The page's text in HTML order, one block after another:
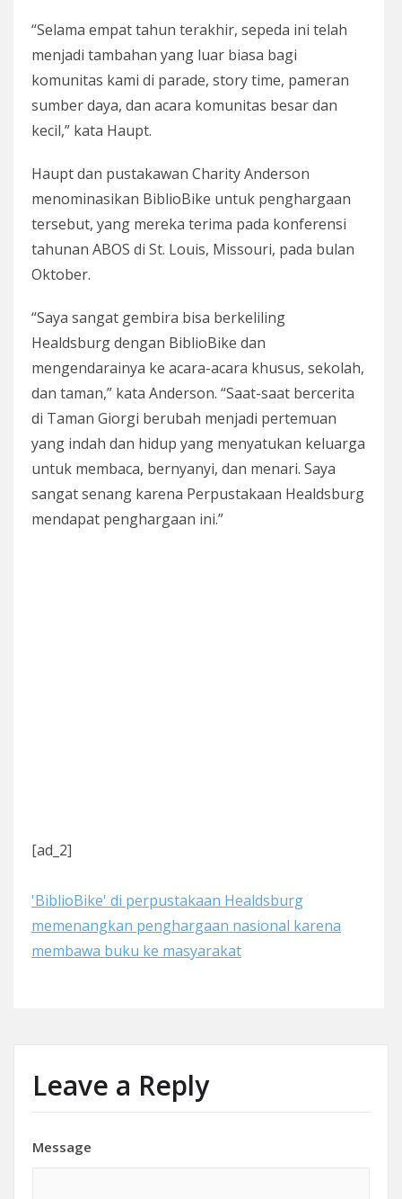
“Selama empat tahun terakhir, sepeda ini telah
menjadi tambahan yang luar biasa bagi
komunitas kami di parade, story time, pameran
sumber daya, dan acara komunitas besar dan
kecil,” kata Haupt.
Haupt dan pustakawan Charity Anderson
menominasikan BiblioBike untuk penghargaan
tersebut, yang mereka terima pada konferensi
tahunan ABOS di St. Louis, Missouri, pada bulan
Oktober.
“Saya sangat gembira bisa berkeliling
Healdsburg dengan BiblioBike dan
mengendarainya ke acara-acara khusus, sekolah,
dan taman,” kata Anderson. “Saat-saat bercerita
di Taman Giorgi berubah menjadi pertemuan
yang indah dan hidup yang menyatukan keluarga
untuk membaca, bernyanyi, dan menari. Saya
sangat senang karena Perpustakaan Healdsburg
mendapat penghargaan ini.”
[ad_2]
'BiblioBike' di perpustakaan Healdsburg
memenangkan penghargaan nasional karena
membawa buku ke masyarakat
Leave a Reply
Message